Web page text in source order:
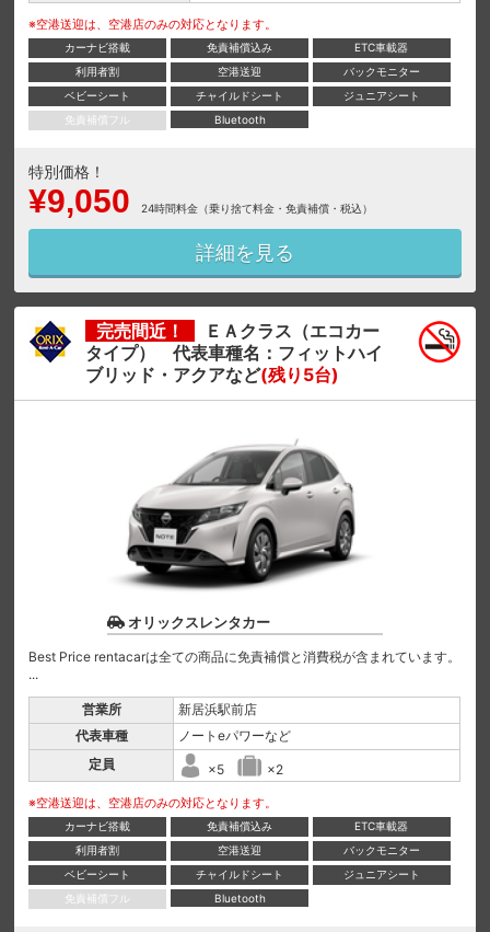
※空港送迎は、空港店のみの対応となります。
カーナビ搭載 免責補償込み
ETC車載器
利用者割
空港送迎
バックモニター
ベビーシート
チャイルドシート
ジュニアシート
免責補償フル
Bluetooth
特別価格！
¥9,050 24時間料金（乗り捨て料金・免責補償・税込）
詳細を見る
完売間近！
ＥＡクラス（エコカー
タイプ） 代表車種名：フィットハイ
ブリッド・アクアなど(残り5台)
オリックスレンタカー
Best Price rentacarは全ての商品に免責補償と消費税が含まれています。
...
営業所
新居浜駅前店
代表車種
ノートeパワーなど
定員
×5 ×2
※空港送迎は、空港店のみの対応となります。
カーナビ搭載 免責補償込み
ETC車載器
利用者割
空港送迎
バックモニター
ベビーシート
チャイルドシート
ジュニアシート
免責補償フル
Bluetooth